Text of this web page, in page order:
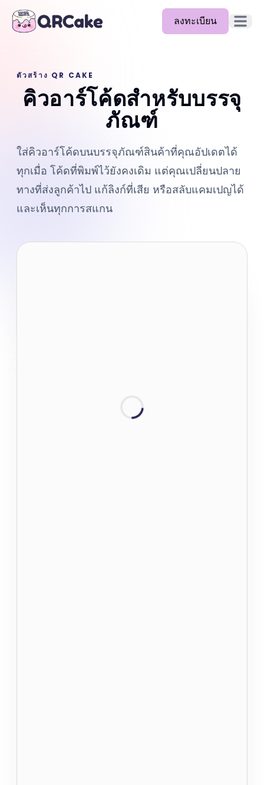
ลงทะเบียน เปิดเมนู
ราคา
บล็อก
ช่วยเหลือ
API
ตัวสร้าง QR CAKE
คิวอาร์โค้ดสำหรับบรรจุ
ภัณฑ์
ใส่คิวอาร์โค้ดบนบรรจุภัณฑ์สินค้าที่คุณอัปเดตได้
ทุกเมื่อ โค้ดที่พิมพ์ไว้ยังคงเดิม แต่คุณเปลี่ยนปลาย
ทางที่ส่งลูกค้าไป แก้ลิงก์ที่เสีย หรือสลับแคมเปญได้
และเห็นทุกการสแกน